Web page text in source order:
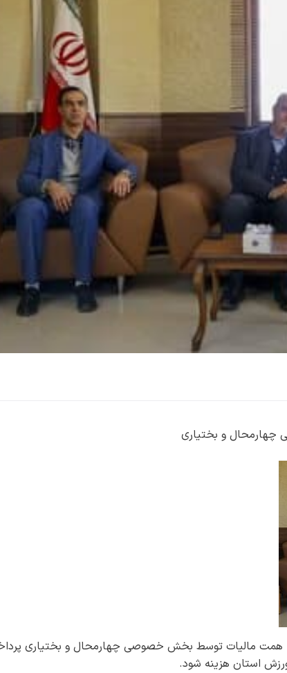
رئیس اتاق بازرگانی استان با اشاره به اینکه حدود ۳.۵ همت مالیات توسط بخش خصوصی چهارمحال و بختیاری
استان هزینه شود.